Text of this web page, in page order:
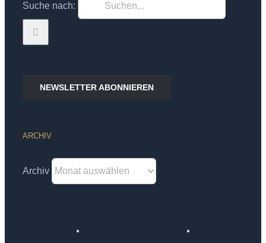
Suche nach:
NEWSLETTER ABONNIEREN
ARCHIV
Archiv